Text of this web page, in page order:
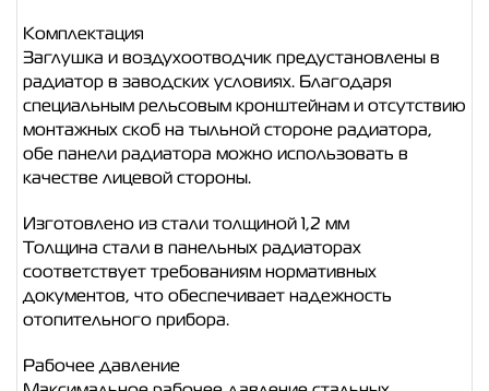
Комплектация
Заглушка и воздухоотводчик предустановлены в
радиатор в заводских условиях. Благодаря
специальным рельсовым кронштейнам и отсутствию
монтажных скоб на тыльной стороне радиатора,
обе панели радиатора можно использовать в
качестве лицевой стороны.
Изготовлено из стали толщиной 1,2 мм
Толщина стали в панельных радиаторах
соответствует требованиям нормативных
документов, что обеспечивает надежность
отопительного прибора.
Рабочее давление